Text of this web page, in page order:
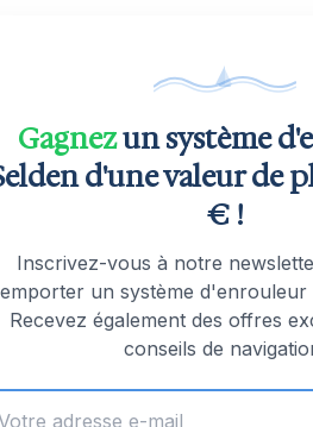
et résistant
de palan
intégré
Gagnezun système
d'une valeur de
€ !
Inscrivez-vous à notre
un système d'enrouleur
Recevez également des offres
conseils de